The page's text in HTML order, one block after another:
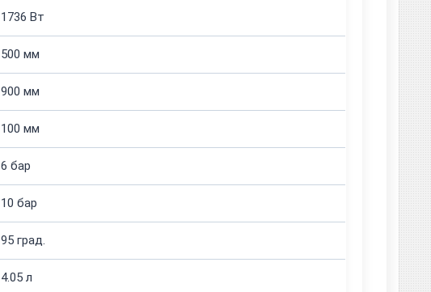
1736 Вт
500 мм
900 мм
100 мм
6 бар
10 бар
95 град.
4.05 л